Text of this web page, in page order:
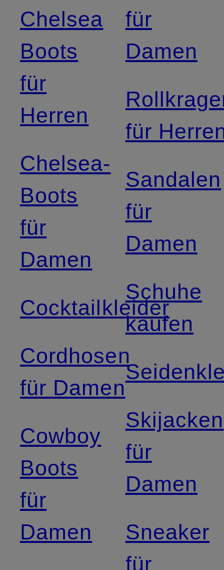
Chelsea
Boots
für
Herren
Chelsea-
Boots
für
Damen
Cocktailkleider
Cordhosen
für Damen
Cowboy
Boots
für
Damen
für
Damen
für
Sandalen
für
Damen
Schuhe
kaufen
Skijacken
für
Damen
Sneaker
für